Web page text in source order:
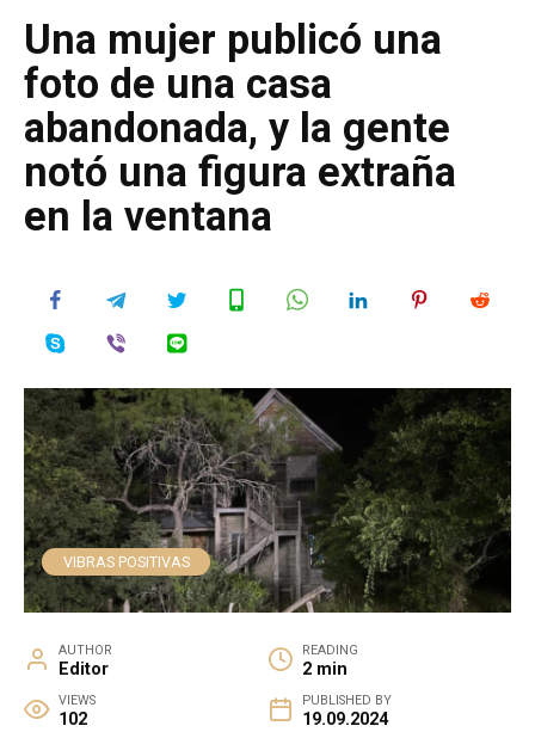
Una mujer publicó una
foto de una casa
abandonada, y la gente
notó una figura extraña
en la ventana
VIBRAS POSITIVAS
AUTHOR
Editor
READING
2 min
VIEWS
102
PUBLISHED BY
19.09.2024